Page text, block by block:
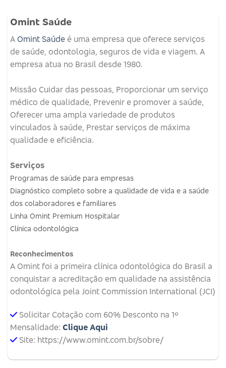
Omint Saúde
A Omint Saúde é uma empresa que oferece serviços
de saúde, odontologia, seguros de vida e viagem. A
empresa atua no Brasil desde 1980.
Missão Cuidar das pessoas, Proporcionar um serviço
médico de qualidade, Prevenir e promover a saúde,
Oferecer uma ampla variedade de produtos
vinculados à saúde, Prestar serviços de máxima
qualidade e eficiência.
Serviços
Programas de saúde para empresas
Diagnóstico completo sobre a qualidade de vida e a saúde
dos colaboradores e familiares
Linha Omint Premium Hospitalar
Clínica odontológica
Reconhecimentos
A Omint foi a primeira clínica odontológica do Brasil a
conquistar a acreditação em qualidade na assistência
odontológica pela Joint Commission International (JCI)
Solicitar Cotação com 60% Desconto na 1º
Mensalidade: Clique Aqui
Site: https://www.omint.com.br/sobre/